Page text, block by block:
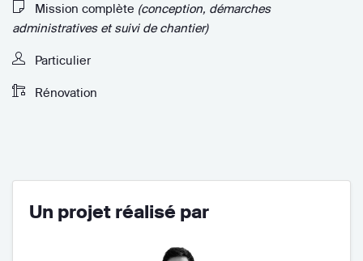
Mission complète (conception, démarches
administratives et suivi de chantier)
Particulier
Rénovation
Un projet réalisé par